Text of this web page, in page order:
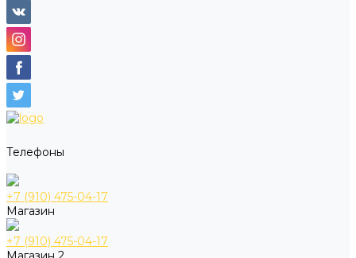
Телефоны
+7 (910) 475-04-17
Магазин
+7 (910) 475-04-17